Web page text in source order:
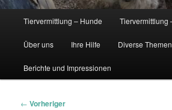
Tiervermittlung – Hunde Tiervermittlung
Über uns Ihre Hilfe Diverse Themen
Berichte und Impressionen
Beitragsnavigation
← Vorheriger